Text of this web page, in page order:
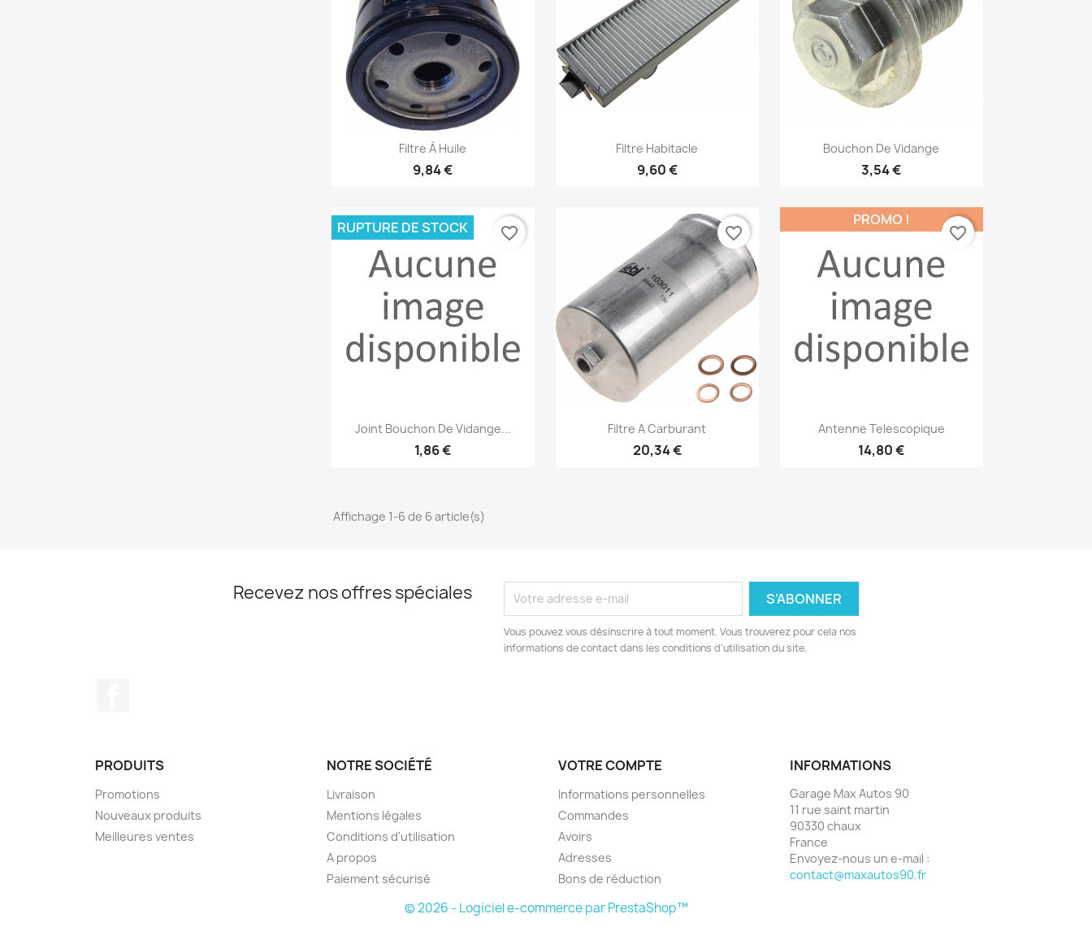
Filtre À Huile
9,84 €
Aperçu rapide Filtre Habitacle
9,60 €
Aperçu rapide Bouchon De Vidange
3,54 €
Aperçu rapide
Joint Bouchon De Vidange...
1,86 €
RUPTURE DE STOCK
Aperçu rapide
favorite_border
Filtre A Carburant
20,34 €
Aperçu rapide
favorite_border
Antenne Telescopique
14,80 €
PROMO !
Aperçu rapide
favorite_border
Affichage 1-6 de 6 article(s)
Recevez nos offres spéciales
Vous pouvez vous désinscrire à tout moment. Vous trouverez pour cela nos
informations de contact dans les conditions d'utilisation du site.
PRODUITS
Promotions
Nouveaux produits
Meilleures ventes
NOTRE SOCIÉTÉ
Livraison
Mentions légales
Conditions d'utilisation
A propos
Paiement sécurisé
VOTRE COMPTE
Informations personnelles
Commandes
Avoirs
Adresses
Bons de réduction
INFORMATIONS
Garage Max Autos 90
11 rue saint martin
90330 chaux
France
Envoyez-nous un e-mail :
contact@maxautos90.fr
© 2026 - Logiciel e-commerce par PrestaShop™